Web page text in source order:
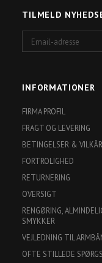
TILMELD
adresse
INFORMATIONER
FIRMA PROFIL
FRAGT OG LEVERING
BETINGELSER & VILKÅR
FORTROLIGHED
RETURNERING
OVERSIGT
RENGØRING,
SMYKKER
VEJLEDNING TIL
OFTE STILLEDE